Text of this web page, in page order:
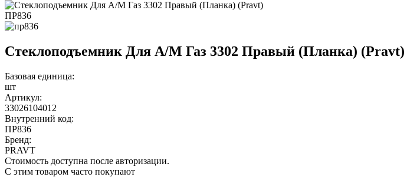
ПР836
Стеклоподъемник Для А/М Газ 3302 Правый (Планка) (Pravt)
Базовая единица:
шт
Артикул:
33026104012
Внутренний код:
ПР836
Бренд:
PRAVT
Стоимость доступна после авторизации.
С этим товаром часто покупают